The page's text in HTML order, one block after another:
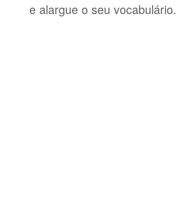
e alargue o seu vocabulário.